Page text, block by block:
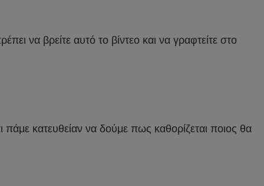
να βρείτε αυτό το βίντεο και να γραφτείτε στο
κατευθείαν να δούμε πως καθορίζεται ποιος θα